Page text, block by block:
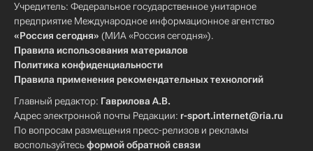
Учредитель: Федеральное государственное унитарное
предприятие Международное информационное агентство
«Россия сегодня» (МИА «Россия сегодня»).
Правила использования материалов
Политика конфиденциальности
Правила применения рекомендательных технологий
Главный редактор: Гаврилова А.В.
Адрес электронной почты Редакции: r-sport.internet@ria.ru
По вопросам размещения пресс-релизов и рекламы
воспользуйтесьформой обратной связи